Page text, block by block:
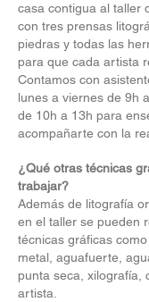
casa contigua al taller
con tres prensas
piedras y todas las
para que cada artista
Contamos con
lunes a viernes de 9h
de 10h a 13h para
acompañarte con la
¿Qué otras técnicas
trabajar?
Además de litografía
en el taller se pueden
técnicas gráficas
metal, aguafuerte,
punta seca, xilografía,
artista.